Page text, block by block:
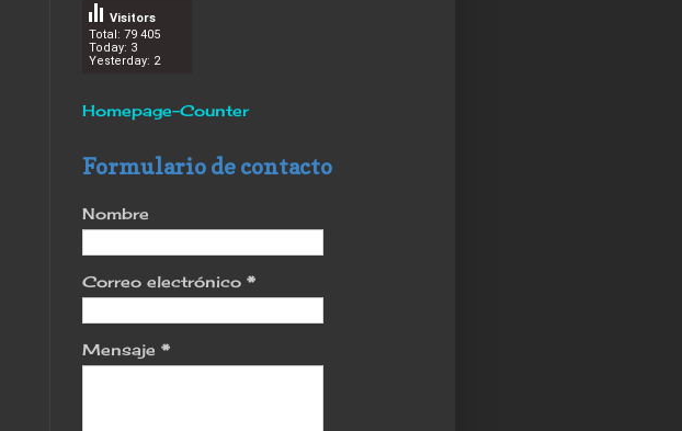
Total: 79 405
Today: 3
Yesterday: 2
Visitors
Homepage-Counter
Formulario de contacto
Nombre
Correo electrónico *
Mensaje *